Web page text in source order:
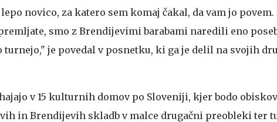
novico, za katero sem komaj čakal, da vam jo
smo z Brendijevimi barabami naredili eno
je povedal v posnetku, ki ga je delil na svojih
v 15 kulturnih domov po Sloveniji, kjer bodo
in Brendijevih skladb v malce drugačni preobleki ter